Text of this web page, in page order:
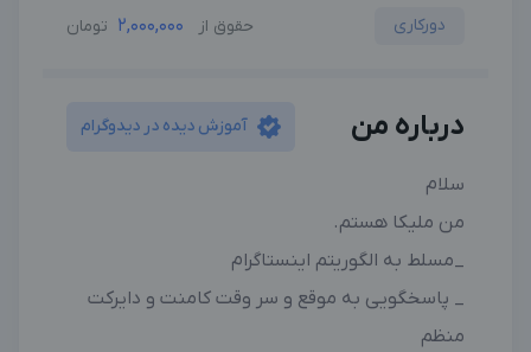
دورکاری حقوق از 2,000,000 تومان
درباره من آموزش دیده در دیدوگرام
سلام
من ملیکا هستم.
_مسلط به الگوریتم اینستاگرام
_ پاسخگویی به موقع و سر وقت کامنت و دایرکت
منظم